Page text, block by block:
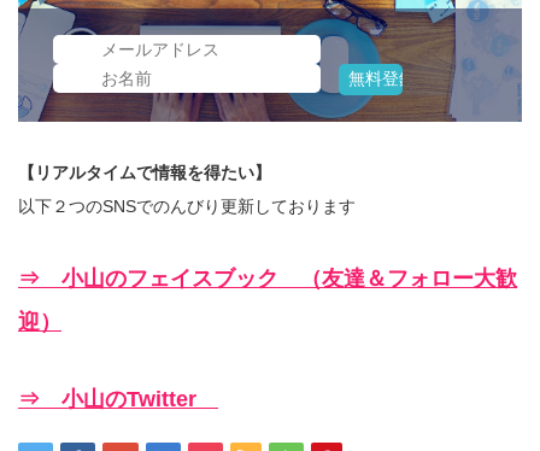
【リアルタイムで情報を得たい】
以下２つのSNSでのんびり更新しております
⇒ 小山のフェイスブック （友達＆フォロー大歓
迎）
⇒ 小山のTwitter